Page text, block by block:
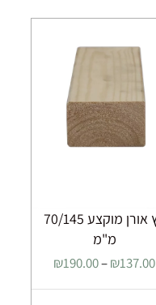
עץ אורן מוקצע 70/145
מ"מ
₪137.00
–
₪190.00 טווח